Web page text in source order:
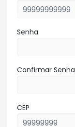
Senha
Confirmar Senha
CEP